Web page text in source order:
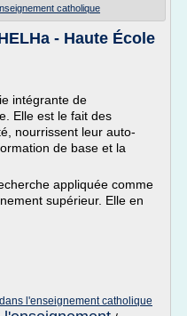
catholique
- Haute École
intégrante de
Elle est le fait des
nourrissent leur auto-
de base et la
appliquée comme
supérieur. Elle en
l'enseignement catholique